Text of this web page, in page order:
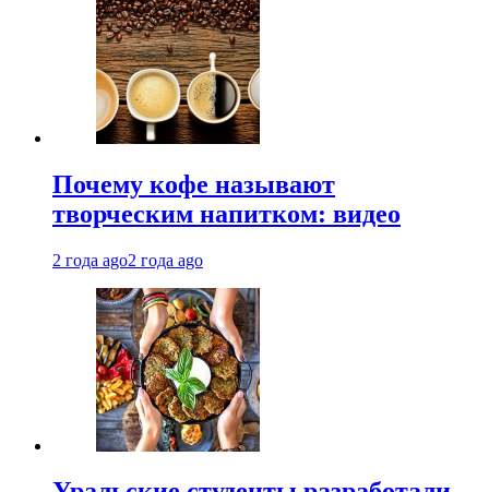
Почему кофе называют
творческим напитком: видео
2 года ago2 года ago